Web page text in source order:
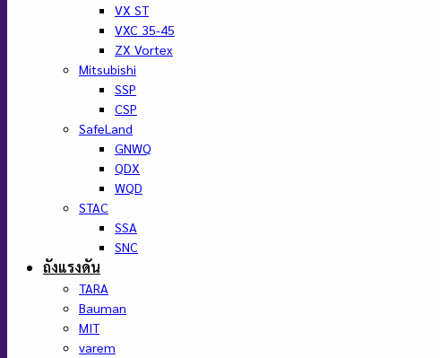
VX ST
VXC 35-45
ZX Vortex
Mitsubishi
SSP
CSP
SafeLand
GNWQ
QDX
WQD
STAC
SSA
SNC
ถังแรงดัน
TARA
Bauman
MIT
varem